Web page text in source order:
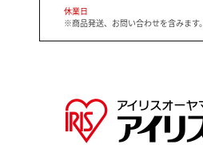
休業日
※商品発送、お問い合わせを含みます。